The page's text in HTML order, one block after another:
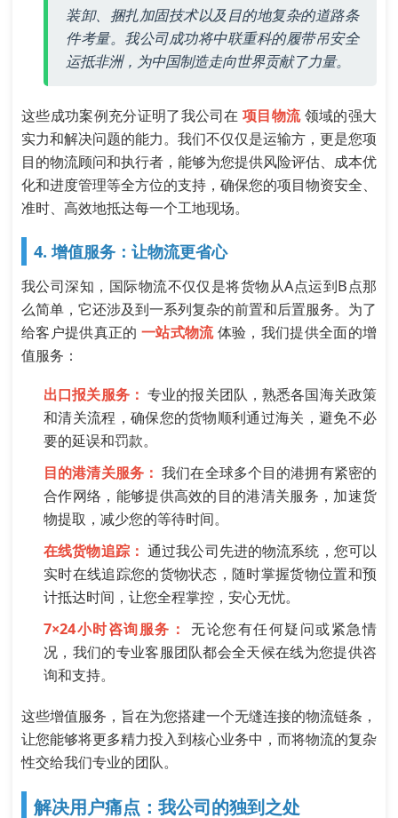
装卸、捆扎加固技术以及目的地复杂的道路条
件考量。我公司成功将中联重科的履带吊安全
运抵非洲，为中国制造走向世界贡献了力量。
这些成功案例充分证明了我公司在项目物流领域的强大
实力和解决问题的能力。我们不仅仅是运输方，更是您项
目的物流顾问和执行者，能够为您提供风险评估、成本优
化和进度管理等全方位的支持，确保您的项目物资安全、
准时、高效地抵达每一个工地现场。
4. 增值服务：让物流更省心
我公司深知，国际物流不仅仅是将货物从A点运到B点那
么简单，它还涉及到一系列复杂的前置和后置服务。为了
给客户提供真正的 一站式物流体验，我们提供全面的增
值服务：
出口报关服务：专业的报关团队，熟悉各国海关政策
和清关流程，确保您的货物顺利通过海关，避免不必
要的延误和罚款。
目的港清关服务：我们在全球多个目的港拥有紧密的
合作网络，能够提供高效的目的港清关服务，加速货
物提取，减少您的等待时间。
在线货物追踪：通过我公司先进的物流系统，您可以
实时在线追踪您的货物状态，随时掌握货物位置和预
计抵达时间，让您全程掌控，安心无忧。
7×24小时咨询服务： 无论您有任何疑问或紧急情
况，我们的专业客服团队都会全天候在线为您提供咨
询和支持。
这些增值服务，旨在为您搭建一个无缝连接的物流链条，
让您能够将更多精力投入到核心业务中，而将物流的复杂
性交给我们专业的团队。
解决用户痛点：我公司的独到之处